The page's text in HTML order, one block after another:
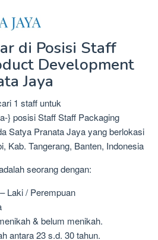
di Posisi Staff
Development
Jaya
1 staff untuk
} posisi Staff Staff Packaging
Satya Pranata Jaya yang berlokasi
Kab. Tangerang, Banten, Indonesia
seorang dengan:
Laki / Perempuan
& belum menikah.
antara 23 s.d. 30 tahun.